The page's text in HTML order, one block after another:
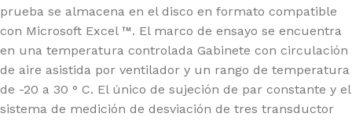
prueba se almacena en el disco en formato compatible
con Microsoft Excel ™. El marco de ensayo se encuentra
en una temperatura controlada Gabinete con circulación
de aire asistida por ventilador y un rango de temperatura
de -20 a 30 ° C. El único de sujeción de par constante y el
sistema de medición de desviación de tres transductor